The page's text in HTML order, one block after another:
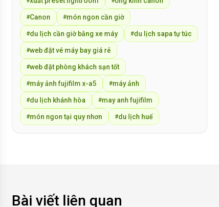
#Canon #món ngon cần giờ
#du lịch cần giờ bằng xe máy #du lịch sapa tự túc
#web đặt vé máy bay giá rẻ
#web đặt phòng khách sạn tốt
#máy ảnh fujifilm x-a5 #máy ảnh
#du lịch khánh hòa #may anh fujifilm
#món ngon tại quy nhơn #du lịch huế
Bài viết liên quan